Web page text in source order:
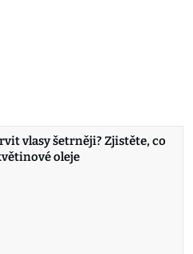
vlasy šetrněji? Zjistěte, co
oleje